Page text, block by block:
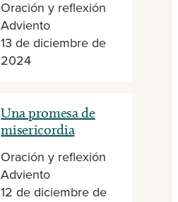
Oración y reflexión
Adviento
13 de diciembre de
2024
Una promesa de
misericordia
Oración y reflexión
Adviento
12 de diciembre de